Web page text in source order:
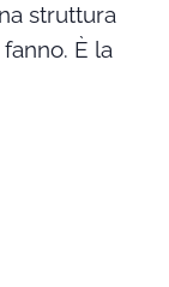
struttura
È la